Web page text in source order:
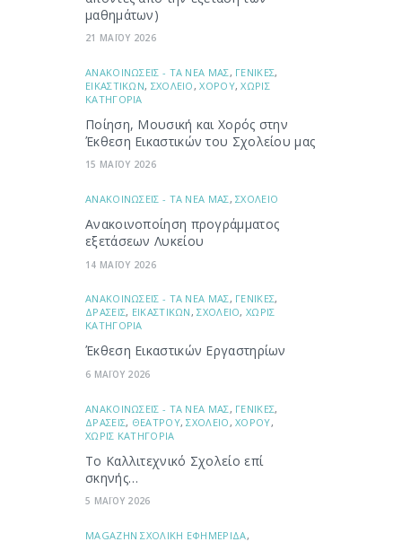
μαθημάτων)
21 ΜΑΪΟΥ 2026
ΑΝΑΚΟΙΝΩΣΕΙΣ - ΤΑ ΝΕΑ ΜΑΣ, ΓΕΝΙΚΕΣ,
ΕΙΚΑΣΤΙΚΩΝ, ΣΧΟΛΕΙΟ ,ΧΟΡΟΥ,ΧΩΡΙΣ
ΚΑΤΗΓΟΡΙΑ
Ποίηση, Μουσική και Χορός στην
Έκθεση Εικαστικών του Σχολείου μας
15 ΜΑΪΟΥ 2026
ΑΝΑΚΟΙΝΩΣΕΙΣ - ΤΑ ΝΕΑ ΜΑΣ,ΣΧΟΛΕΙΟ
Ανακοινοποίηση προγράμματος
εξετάσεων Λυκείου
14 ΜΑΪΟΥ 2026
ΑΝΑΚΟΙΝΩΣΕΙΣ - ΤΑ ΝΕΑ ΜΑΣ, ΓΕΝΙΚΕΣ,
ΔΡΑΣΕΙΣ, ΕΙΚΑΣΤΙΚΩΝ,ΣΧΟΛΕΙΟ,ΧΩΡΙΣ
ΚΑΤΗΓΟΡΙΑ
Έκθεση Εικαστικών Εργαστηρίων
6 ΜΑΪΟΥ 2026
ΑΝΑΚΟΙΝΩΣΕΙΣ - ΤΑ ΝΕΑ ΜΑΣ, ΓΕΝΙΚΕΣ,
ΔΡΑΣΕΙΣ, ΘΕΑΤΡΟΥ,ΣΧΟΛΕΙΟ ,ΧΟΡΟΥ,
ΧΩΡΙΣ ΚΑΤΗΓΟΡΙΑ
Το Καλλιτεχνικό Σχολείο επί
σκηνής…
5 ΜΑΪΟΥ 2026
ΜAGAZHN ΣΧΟΛΙΚΗ ΕΦΗΜΕΡΙΔΑ,